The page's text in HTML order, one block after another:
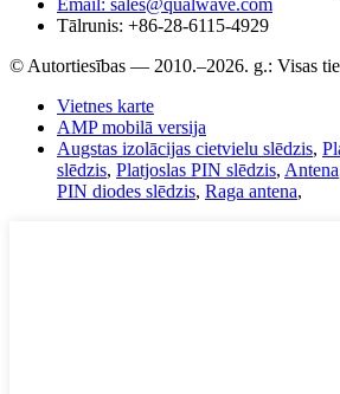
Email: sales@qualwave.com
Tālrunis: +86-28-6115-4929
© Autortiesības — 2010.–2026. g.: Visas
Vietnes karte
AMP mobilā versija
Augstas izolācijas cietvielu slēdzis,
slēdzis, Platjoslas PIN slēdzis, Antena
PIN diodes slēdzis, Raga antena,